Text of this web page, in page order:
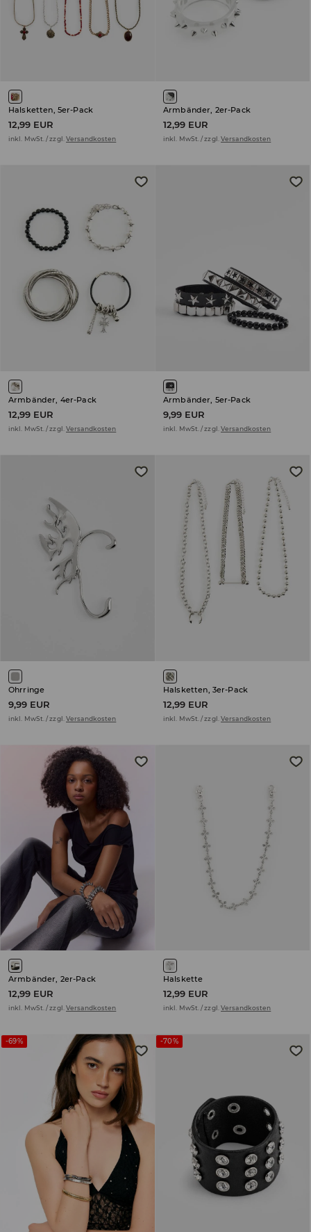
Halsketten, 5er-Pack
12,99 EUR
inkl. MwSt. / zzgl.Versandkosten
Armbänder, 2er-Pack
12,99 EUR
inkl. MwSt. / zzgl.Versandkosten
Armbänder, 4er-Pack
12,99 EUR
inkl. MwSt. / zzgl. Versandkosten
Armbänder, 5er-Pack
9,99 EUR
inkl. MwSt. / zzgl. Versandkosten
Ohrringe
9,99 EUR
inkl. MwSt. / zzgl. Versandkosten
Halsketten, 3er-Pack
12,99 EUR
inkl. MwSt. / zzgl. Versandkosten
Armbänder, 2er-Pack
12,99 EUR
inkl. MwSt. / zzgl.Versandkosten
Halskette
12,99 EUR
inkl. MwSt. / zzgl.Versandkosten
-69% -70%